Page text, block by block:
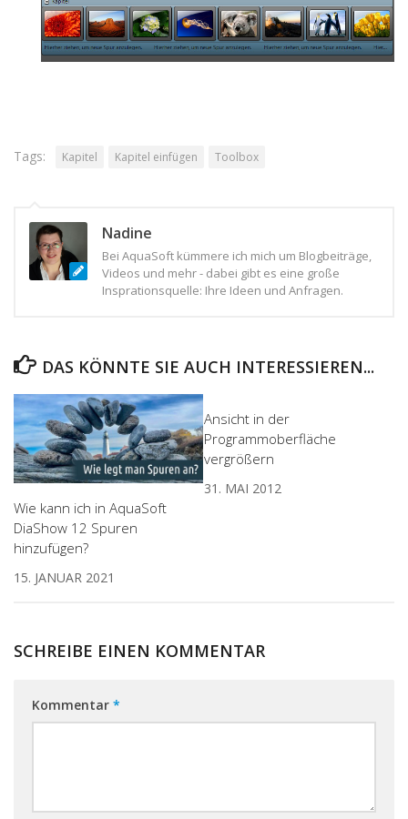
Tags: Kapitel Kapitel einfügen Toolbox
Nadine
Bei AquaSoft kümmere ich mich um Blogbeiträge,
Videos und mehr - dabei gibt es eine große
Insprationsquelle: Ihre Ideen und Anfragen.
DAS KÖNNTE SIE AUCH INTERESSIEREN...
Wie kann ich in AquaSoft
DiaShow 12 Spuren
hinzufügen?
15. JANUAR 2021
Ansicht in der
Programmoberfläche
vergrößern
31. MAI 2012
SCHREIBE EINEN KOMMENTAR
Kommentar *